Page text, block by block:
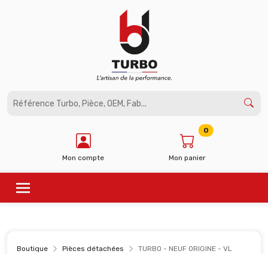
Mon compte Mon panier
0
Boutique Pièces détachées TURBO - NEUF ORIGINE - VL
Panneau de gestion des cookies